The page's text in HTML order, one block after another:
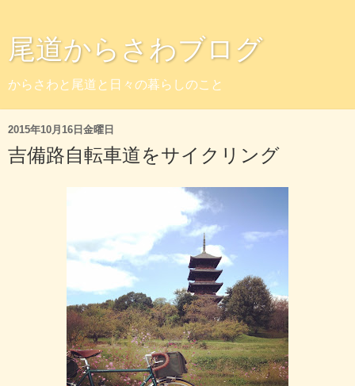
尾道からさわブログ
からさわと尾道と日々の暮らしのこと
2015年10月16日金曜日
吉備路自転車道をサイクリング